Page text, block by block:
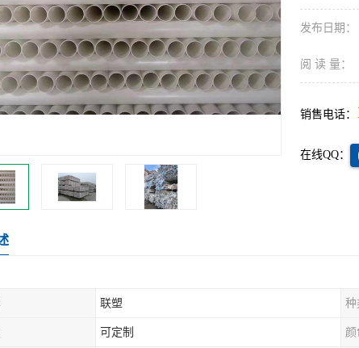
发布日期：
阅 读 量：
销售电话：
在线QQ：
联塑 种
可定制 颜